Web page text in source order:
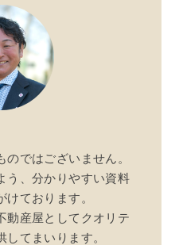
ではございません。
う、分かりやすい資料
ております。
動産屋としてクオリテ
てまいります。